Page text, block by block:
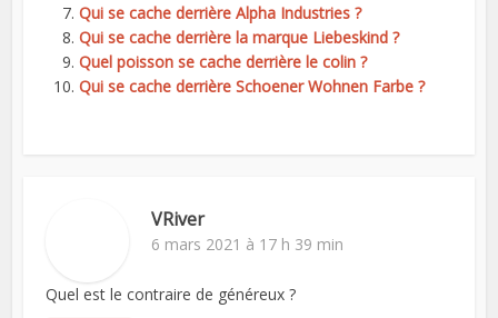
Qui se cache derrière Alpha Industries ?
Qui se cache derrière la marque Liebeskind ?
Quel poisson se cache derrière le colin ?
Qui se cache derrière Schoener Wohnen Farbe ?
VRiver
6 mars 2021 à 17 h 39 min
Quel est le contraire de généreux ?